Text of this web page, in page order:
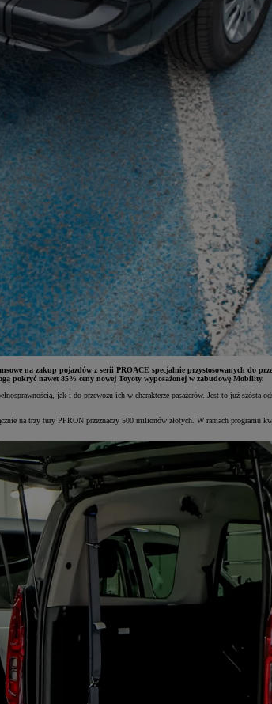
na zakup pojazdów z serii PROACE specjalnie przystosowanych do
pokryć nawet 85% ceny nowej Toyoty wyposażonej w zabudowę Mobility.
jak i do przewozu ich w charakterze pasażerów. Jest to już szósta
na trzy tury PFRON przeznaczy 500 milionów złotych. W ramach